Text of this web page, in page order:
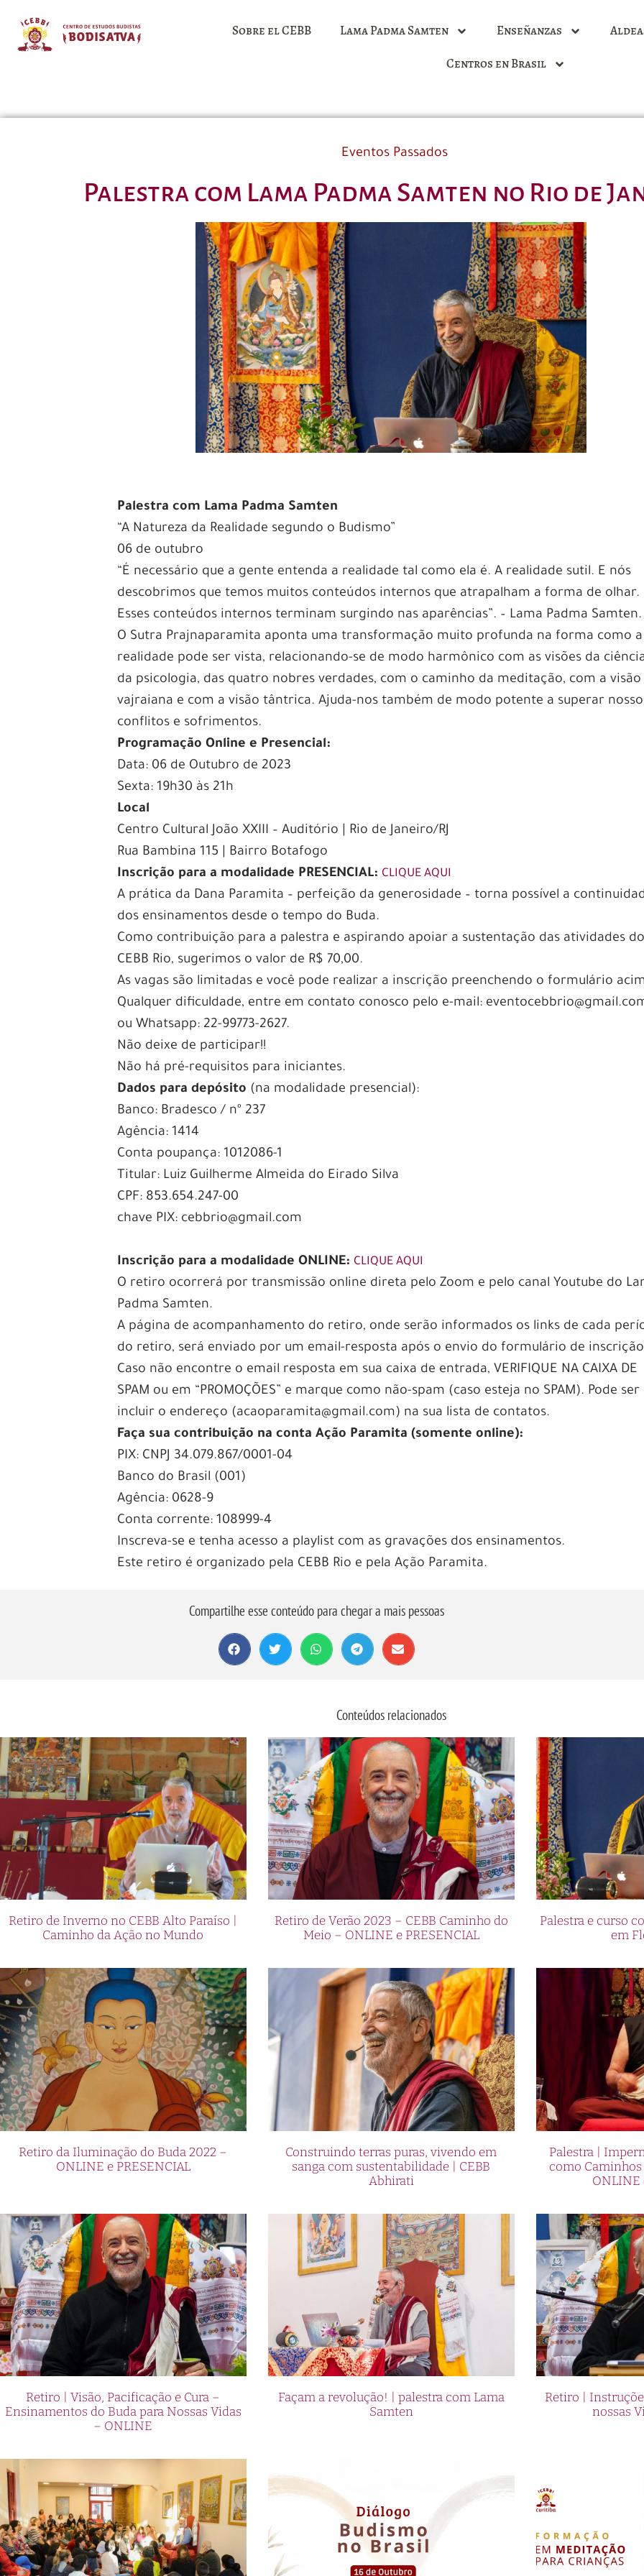
Sobre el CEBB Lama Padma Samten Enseñanzas
Centros en Brasil
Eventos Passados
Palestra com Lama Padma Samten no Rio de
Palestra com Lama Padma Samten
“A Natureza da Realidade segundo o Budismo”
06 de outubro
“É necessário que a gente entenda a realidade tal como ela é. A realidade sutil. E nós
descobrimos que temos muitos conteúdos internos que atrapalham a forma de olhar.
Esses conteúdos internos terminam surgindo nas aparências”. – Lama Padma Samten.
O Sutra Prajnaparamita aponta uma transformação muito profunda na forma como a
realidade pode ser vista, relacionando-se de modo harmônico com as visões da
da psicologia, das quatro nobres verdades, com o caminho da meditação, com a visão
vajraiana e com a visão tântrica. Ajuda-nos também de modo potente a superar
conflitos e sofrimentos.
Programação Online e Presencial:
Data: 06 de Outubro de 2023
Sexta: 19h30 às 21h
Local
Centro Cultural João XXIII – Auditório | Rio de Janeiro/RJ
Rua Bambina 115 | Bairro Botafogo
Inscrição para a modalidade PRESENCIAL: CLIQUE AQUI
A prática da Dana Paramita – perfeição da generosidade – torna possível a
dos ensinamentos desde o tempo do Buda.
Como contribuição para a palestra e aspirando apoiar a sustentação das atividades do
CEBB Rio, sugerimos o valor de R$ 70,00.
As vagas são limitadas e você pode realizar a inscrição preenchendo o formulário
Qualquer dificuldade, entre em contato conosco pelo e-mail:
ou Whatsapp: 22-99773-2627.
Não deixe de participar!!
Não há pré-requisitos para iniciantes.
Dados para depósito (na modalidade presencial):
Banco: Bradesco / nº 237
Agência: 1414
Conta poupança: 1012086-1
Titular: Luiz Guilherme Almeida do Eirado Silva
CPF: 853.654.247-00
chave PIX: cebbrio@gmail.com
Inscrição para a modalidade ONLINE: CLIQUE AQUI
O retiro ocorrerá por transmissão online direta pelo Zoom e pelo canal Youtube do
Padma Samten.
A página de acompanhamento do retiro, onde serão informados os links de cada
do retiro, será enviado por um email-resposta após o envio do formulário de
Caso não encontre o email resposta em sua caixa de entrada, VERIFIQUE NA CAIXA DE
SPAM ou em “PROMOÇÕES” e marque como não-spam (caso esteja no SPAM). Pode
incluir o endereço (acaoparamita@gmail.com) na sua lista de contatos.
Faça sua contribuição na conta Ação Paramita (somente online):
PIX: CNPJ 34.079.867/0001-04
Banco do Brasil (001)
Agência: 0628-9
Conta corrente: 108999-4
Inscreva-se e tenha acesso a playlist com as gravações dos ensinamentos.
Este retiro é organizado pela CEBB Rio e pela Ação Paramita.
Compartilhe esse conteúdo para chegar a mais pessoas
Conteúdos relacionados
Retiro de Inverno no CEBB Alto Paraíso |
Caminho da Ação no Mundo
Retiro de Verão 2023 – CEBB Caminho do
Meio – ONLINE e PRESENCIAL
Palestra e curso
em
Retiro da Iluminação do Buda 2022 –
ONLINE e PRESENCIAL
Construindo terras puras, vivendo em
sanga com sustentabilidade | CEBB
Abhirati
Palestra |
como Caminhos
ONLINE
Retiro | Visão, Pacificação e Cura –
Ensinamentos do Buda para Nossas Vidas
– ONLINE
Façam a revolução! | palestra com Lama
Samten
Retiro |
nossas